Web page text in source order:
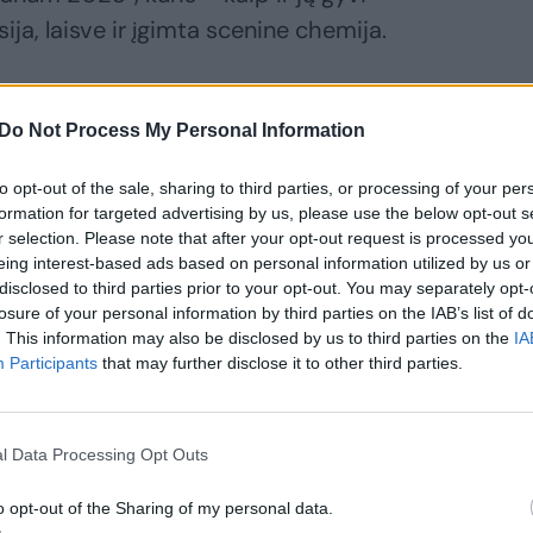
Do Not Process My Personal Information
opt-out of the sale, sharing to third parties, or processing of your
for targeted advertising by us, please use the below opt-out
selection. Please note that after your opt-out request is processed
interest-based ads based on personal information utilized by us
to third parties prior to your opt-out. You may separately
of your personal information by third parties on the IAB’s list of
This information may also be disclosed by us to third parties on the
Participants that may further disclose it to other third parties.
Data Processing Opt Outs
opt-out of the Sharing of my personal data.
laisve ir įgimta scenine chemija.
– viena ryškiausių Lietuvos
mokyklos pradininkas ir
susipina džiazo improvizacijos
ir folkloro įtakos, suteikiančios jo
Gotesmanas pasižymi bruožais,
rėmus – jis yra tikras scenos
poezija ir vizualiaisiais menais.
apie festivalių pradžią ir
„Kai mane pakviečia į džiazo